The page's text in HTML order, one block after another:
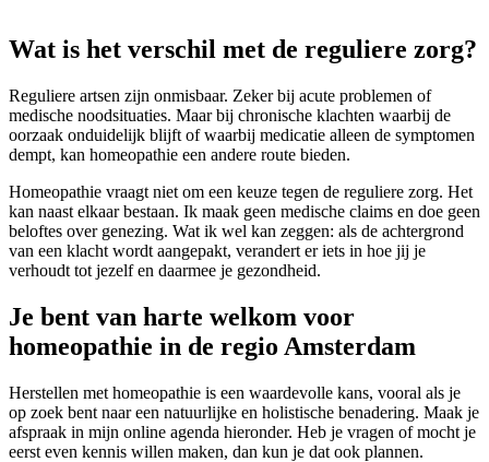
Wat is het verschil met de reguliere zorg?
Reguliere artsen zijn onmisbaar. Zeker bij acute problemen of
medische noodsituaties. Maar bij chronische klachten waarbij de
oorzaak onduidelijk blijft of waarbij medicatie alleen de symptomen
dempt, kan homeopathie een andere route bieden.
Homeopathie vraagt niet om een keuze tegen de reguliere zorg. Het
kan naast elkaar bestaan. Ik maak geen medische claims en doe geen
beloftes over genezing. Wat ik wel kan zeggen: als de achtergrond
van een klacht wordt aangepakt, verandert er iets in hoe jij je
verhoudt tot jezelf en daarmee je gezondheid.
Je bent van harte welkom voor
homeopathie in de regio Amsterdam
Herstellen met homeopathie is een waardevolle kans, vooral als je
op zoek bent naar een natuurlijke en holistische benadering. Maak je
afspraak in mijn online agenda hieronder. Heb je vragen of mocht je
eerst even kennis willen maken, dan kun je dat ook plannen.